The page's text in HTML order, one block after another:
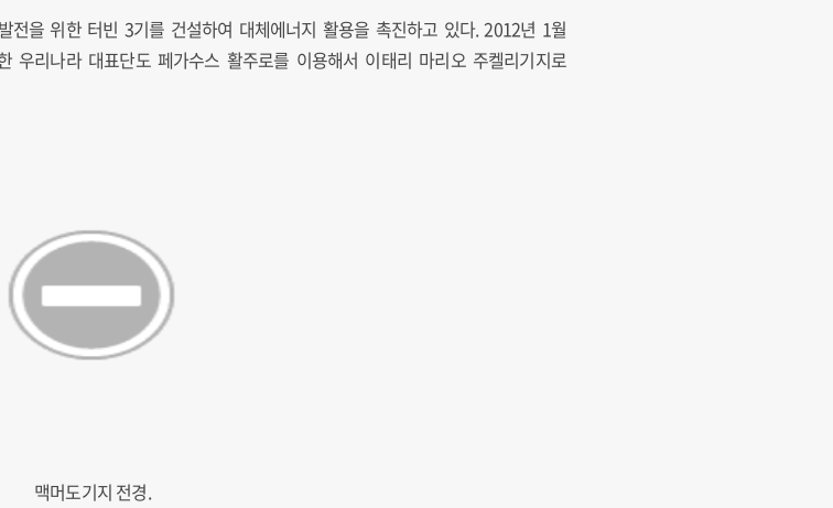
전을 위한 터빈 3기를 건설하여 대체에너지 활용을 촉진하고 있다. 2012년 1월
우리나라 대표단도 페가수스 활주로를 이용해서 이태리 마리오 주켈리기지로
맥머도기지 전경.